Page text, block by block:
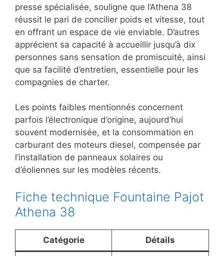
presse spécialisée, souligne que l’Athena 38
réussit le pari de concilier poids et vitesse, tout
en offrant un espace de vie enviable. D’autres
apprécient sa capacité à accueillir jusqu’à dix
personnes sans sensation de promiscuité, ainsi
que sa facilité d’entretien, essentielle pour les
compagnies de charter.
Les points faibles mentionnés concernent
parfois l’électronique d’origine, aujourd’hui
souvent modernisée, et la consommation en
carburant des moteurs diesel, compensée par
l’installation de panneaux solaires ou
d’éoliennes sur les modèles récents.
Fiche technique Fountaine Pajot
Athena 38
Catégorie Détails